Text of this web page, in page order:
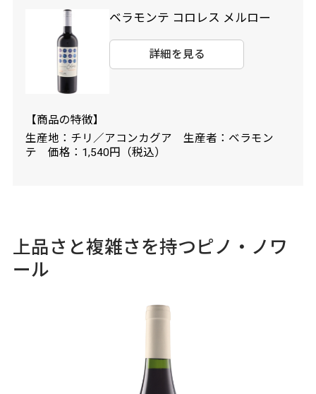
ベラモンテ コロレス メルロー
詳細を見る
【商品の特徴】
生産地：チリ／アコンカグア 生産者：ベラモン
テ 価格：1,540円（税込）
上品さと複雑さを持つピノ・ノワ
ール